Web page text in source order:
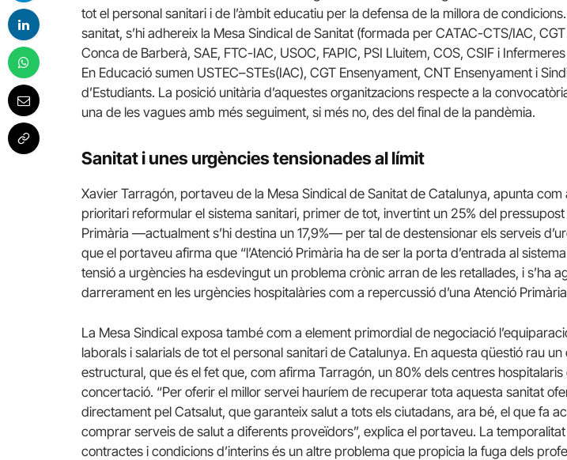
tot el personal sanitari i de l’àmbit educatiu per la defensa de la millora de
sanitat, s’hi adhereix la Mesa Sindical de Sanitat (formada per CATAC-CTS/IAC,
Conca de Barberà, SAE, FTC-IAC, USOC, FAPIC, PSI Lluitem, COS, CSIF i
En Educació sumen USTEC–STEs(IAC), CGT Ensenyament, CNT Ensenyament i
d’Estudiants. La posició unitària d’aquestes organitzacions respecte a la
una de les vagues amb més seguiment, si més no, des del final de la pandèmia.
Sanitat i unes urgències tensionades al límit
Xavier Tarragón, portaveu de la Mesa Sindical de Sanitat de Catalunya, apunta com
prioritari reformular el sistema sanitari, primer de tot, invertint un 25% del pressupost
Primària —actualment s’hi destina un 17,9%— per tal de destensionar els serveis
que el portaveu afirma que “l’Atenció Primària ha de ser la porta d’entrada al
tensió a urgències ha esdevingut un problema crònic arran de les retallades, i s’ha
darrerament en les urgències hospitalàries com a repercussió d’una Atenció
La Mesa Sindical exposa també com a element primordial de negociació
laborals i salarials de tot el personal sanitari de Catalunya. En aquesta qüestió rau
estructural, que és el fet que, com afirma Tarragón, un 80% dels centres hospitalaris
concertació. “Per oferir el millor servei hauríem de recuperar tota aquesta sanitat
directament pel Catsalut, que garanteix salut a tots els ciutadans, ara bé, el que fa
comprar serveis de salut a diferents proveïdors”, explica el portaveu. La
contractes i condicions d’interins és un altre problema que propicia la fuga dels